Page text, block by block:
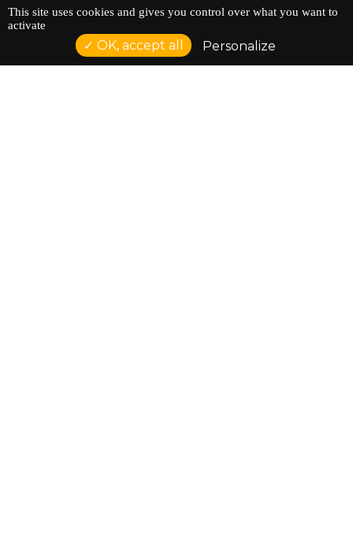
NOS PARTENAIRES
This site uses cookies and gives you control over what you want to
activate
OK, accept all Personalize